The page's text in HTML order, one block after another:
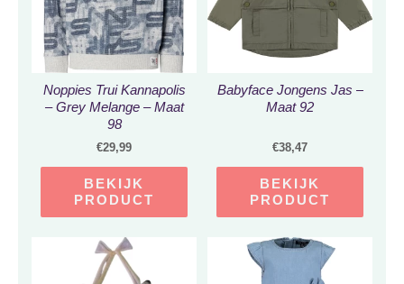
Noppies Trui Kannapolis
– Grey Melange – Maat
98
€29,99
BEKIJK
PRODUCT
Babyface Jongens Jas –
Maat 92
€38,47
BEKIJK
PRODUCT